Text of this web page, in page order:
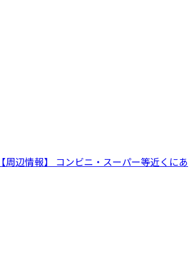
辺情報】 コンビニ・スーパー等近くにあ